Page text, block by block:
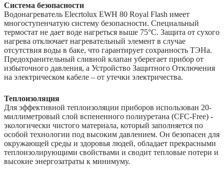
Система безопасности
Водонагреватель Elecrtolux EWH 80 Royal Flash имеет
многоступенчатую систему безопасности. Специальный
термостат не дает воде нагреться выше 75°C. Защита от сухого
нагрева отключает нагревательный элемент в случае
отсутствия воды в баке, что гарантирует сохранность ТЭНа.
Предохранительный сливной клапан уберегает прибор от
избыточного давления, а Устройство Защитного Отключения
на электрическом кабеле – от утечки электричества.
Теплоизоляция
Для эффективной теплоизоляции приборов использован 20-
миллиметровый слой вспененного полиуретана (CFC-Free) -
экологически чистого материала, который заполняется по
особой технологии под высоким давлением. Он безопасен для
окружающей среды и здоровья людей, обладает прекрасными
теплоизолирующими свойствами и сводит тепловые потери и
высокие энергозатраты к минимуму.